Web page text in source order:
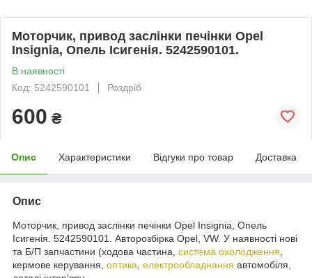
Моторчик, привод заслінки печінки Opel
Insignia, Опель Ісигенія. 5242590101.
В наявності
Код: 5242590101
Роздріб
600 ₴
Опис Характеристики Відгуки про товар Доставка
Опис
Моторчик, привод заслінки печінки Opel Insignia, Опель
Ісигенія. 5242590101. Авторозбірка Opel, VW. У наявності нові
та Б/П запчастини (ходова частина, система охолодження
кермове керування, оптика електрообладнання автомобіля,